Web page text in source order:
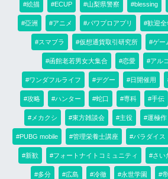
#絵描 #ECUP #山梨県警察 #blessing
#亞洲 #アニメ #パワプロアプリ #歓迎全
#スマブラ #仮想通貨取引研究所 #ゲー
#函館老若男女大集合 #恋愛 #アル
#ワンダフルライフ #デグー #日開催用
#攻略 #ハンター #蛇口 #専科 #手伝
#メカクシ #東方雑談会 #主役 #運極作
#PUBG mobile #管理栄養士講座 #パラダイス
#新歓 #フォートナイトコミュニティ #さい
#多分 #広島 #冷徹 #永世学園 #